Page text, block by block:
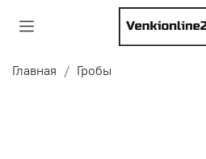
Главная Гробы